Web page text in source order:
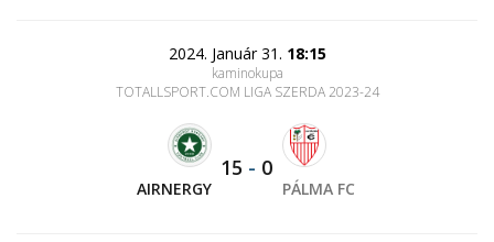
2024. Január 31. 18:15
kaminokupa
TOTALLSPORT.COM LIGA SZERDA 2023-24
AIRNERGY
15 - 0
PÁLMA FC